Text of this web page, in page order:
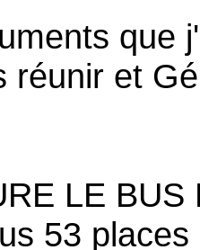
que
réunir et
LE
53